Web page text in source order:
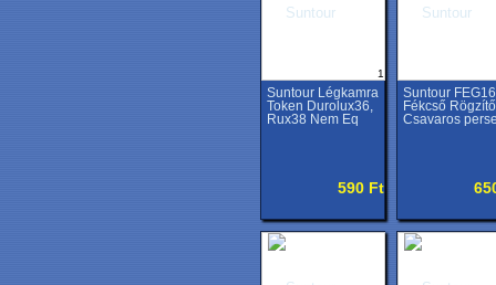
1
Suntour Légkamra
Token Durolux36,
Rux38 Nem Eq
590 Ft
Suntour
Fékcső Rögzítő
Csavaros